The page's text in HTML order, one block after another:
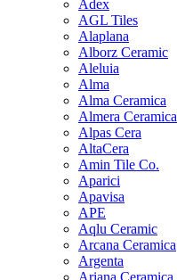
Adex
AGL Tiles
Alaplana
Alborz Ceramic
Aleluia
Alma
Alma Ceramica
Almera Ceramica
Alpas Cera
AltaCera
Amin Tile Co.
Aparici
Apavisa
APE
Aqlu Ceramic
Arcana Ceramica
Argenta
Ariana Ceramica